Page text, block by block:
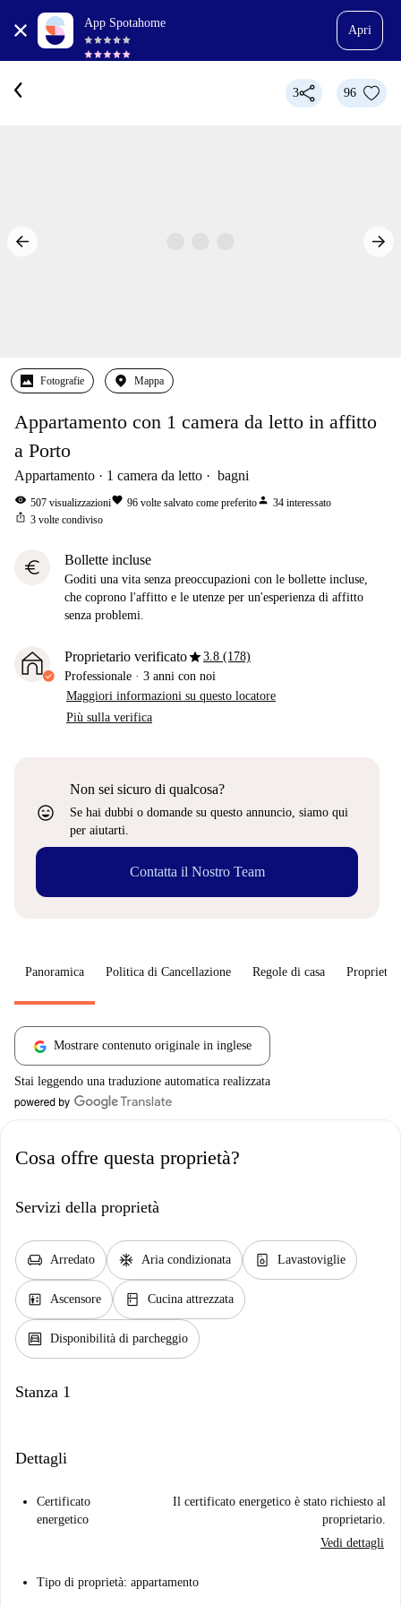
App Spotahome
Apri
3 96
Fotografie Mappa
Appartamento con 1 camera da letto in affitto
a Porto
Appartamento 1 camera da letto bagni
visibility 507 visualizzazionifavorite 96 volte salvato come preferitoperson 34 interessato
ios_share 3 volte condiviso
euro Bollette incluse
Goditi una vita senza preoccupazioni con le bollette incluse,
che coprono l'affitto e le utenze per un'esperienza di affitto
senza problemi.
Proprietario verificatostar3.8 (178)
Professionale · 3 anni con noi
Maggiori informazioni su questo locatore
Più sulla verifica
sentiment_very_satisfied
Non sei sicuro di qualcosa?
Se hai dubbi o domande su questo annuncio, siamo qui
per aiutarti.
Contatta il Nostro Team
Panoramica Politica di Cancellazione Regole di casa
Mostrare contenuto originale in inglese
Stai leggendo una traduzione automatica realizzata
Cosa offre questa proprietà?
Servizi della proprietà
chair Arredato ac_unit Aria condizionata dishwasher_gen Lavastoviglie
elevator Ascensore kitchen Cucina attrezzata
garage Disponibilità di parcheggio
Stanza 1
Dettagli
Certificato
energetico
Il certificato energetico è stato richiesto al
proprietario.
Vedi dettagli
Tipo di proprietà: appartamento